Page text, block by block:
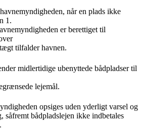
når en plads ikke
1.
er berettiget til
tilfalder havnen.
midlertidige ubenyttede bådpladser til
lejemål.
opsiges uden yderligt varsel og
bådpladslejen ikke indbetales